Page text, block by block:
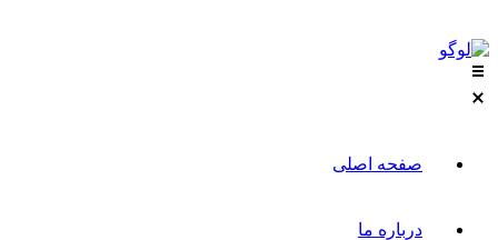
صفحه اصلی
درباره ما